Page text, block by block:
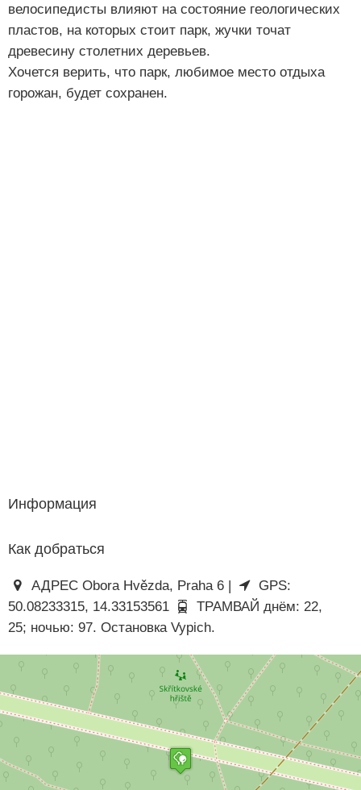
велосипедисты влияют на состояние геологических
пластов, на которых стоит парк, жучки точат
древесину столетних деревьев.
Хочется верить, что парк, любимое место отдыха
горожан, будет сохранен.
Информация
Как добраться
АДРЕС Obora Hvězda, Praha 6 |
GPS:
50.08233315, 14.33153561
ТРАМВАЙ днём: 22,
25; ночью: 97. Остановка Vypich.